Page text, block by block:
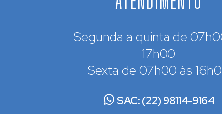
Segunda a quinta de
17h00
Sexta de 07h00 às
SAC: (22) 98114-9164